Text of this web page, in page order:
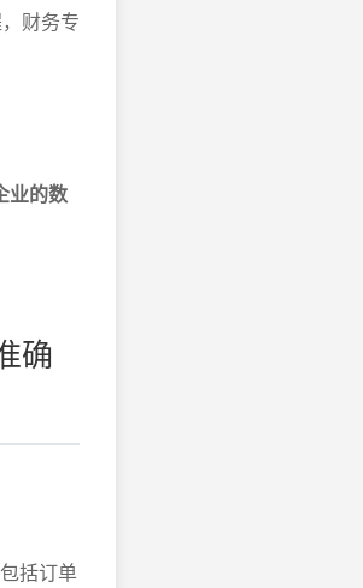
财务专
业的数
确
括订单